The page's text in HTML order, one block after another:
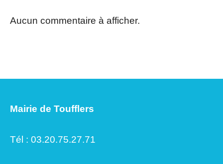
Aucun commentaire à afficher.
Mairie de Toufflers
Tél : 03.20.75.27.71